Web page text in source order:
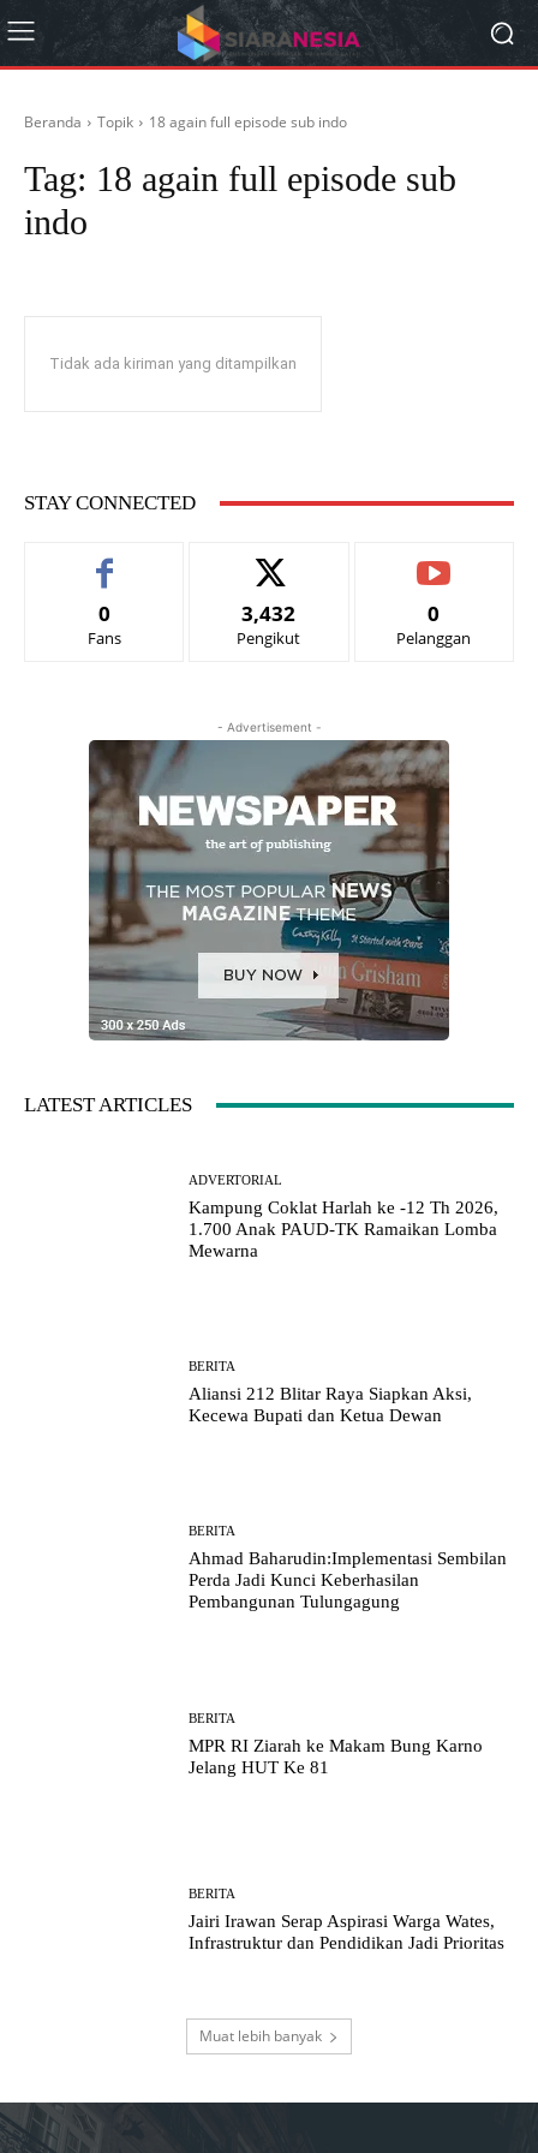
Beranda Topik 18 again full episode sub indo
Tag: 18 again full episode sub
indo
Tidak ada kiriman yang ditampilkan
STAY CONNECTED
0
Fans
3,432
Pengikut
0
Pelanggan
- Advertisement -
LATEST ARTICLES
ADVERTORIAL
Kampung Coklat Harlah ke -12 Th 2026,
1.700 Anak PAUD-TK Ramaikan Lomba
Mewarna
BERITA
Aliansi 212 Blitar Raya Siapkan Aksi,
Kecewa Bupati dan Ketua Dewan
BERITA
Ahmad Baharudin:Implementasi Sembilan
Perda Jadi Kunci Keberhasilan
Pembangunan Tulungagung
BERITA
MPR RI Ziarah ke Makam Bung Karno
Jelang HUT Ke 81
BERITA
Jairi Irawan Serap Aspirasi Warga Wates,
Infrastruktur dan Pendidikan Jadi Prioritas
Muat lebih banyak